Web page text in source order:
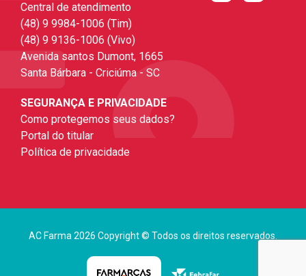
Central de atendimento
(48) 9 9984-1006 (Tim)
(48) 9 9136-1006 (Vivo)
Avenida santos Dumont, 1665
Santa Bárbara - Criciúma - SC
SEGURANÇA E PRIVACIDADE
Como protegemos seus dados?
Portal do titular
Política de privacidade
AC Farma 2026 Copyright © Todos os direitos reservados.